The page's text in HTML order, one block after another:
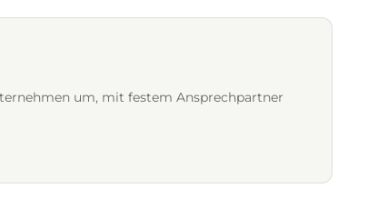
um, mit festem Ansprechpartner